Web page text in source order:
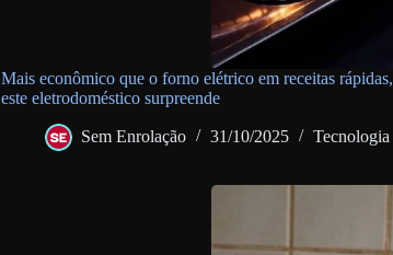
Mais econômico que o forno elétrico em receitas rápidas,
este eletrodoméstico surpreende
Sem Enrolação 31/10/2025 Tecnologia